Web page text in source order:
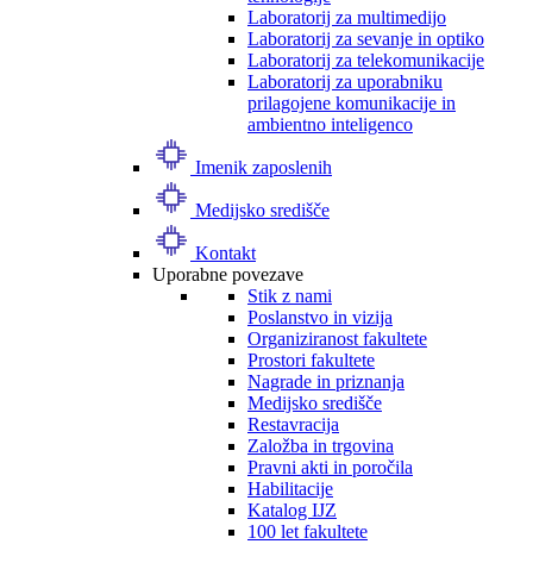
Laboratorij za multimedijo
Laboratorij za sevanje in optiko
Laboratorij za telekomunikacije
Laboratorij za uporabniku
prilagojene komunikacije in
ambientno inteligenco
Imenik zaposlenih
Medijsko središče
Kontakt
Uporabne povezave
Stik z nami
Poslanstvo in vizija
Organiziranost fakultete
Prostori fakultete
Nagrade in priznanja
Medijsko središče
Restavracija
Založba in trgovina
Pravni akti in poročila
Habilitacije
Katalog IJZ
100 let fakultete